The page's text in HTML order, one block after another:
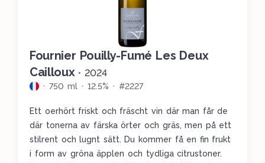
Fournier Pouilly-Fumé Les Deux
Cailloux • 2024
750 ml 12.5% #2227
Ett oerhört friskt och fräscht vin där man får de
där tonerna av färska örter och gräs, men på ett
stilrent och lugnt sätt. Du kommer få en fin frukt
i form av gröna äpplen och tydliga citrustoner.